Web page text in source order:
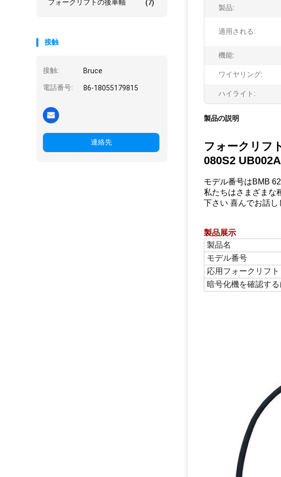
フォークリフトの後車軸 (7)
接触
接触: Bruce
電話番号: 86-18055179815
連絡先
製品:
適用される:
機能:
ワイヤリング:
ハイライト:
製品の説明
フォークリフ
080S2 UB002A
モデル番号はBMB
私たちはさまざまな
下さい 喜んでお話し
製品展示
製品名
モデル番号
応用フォークリフト
暗号化機を確認す